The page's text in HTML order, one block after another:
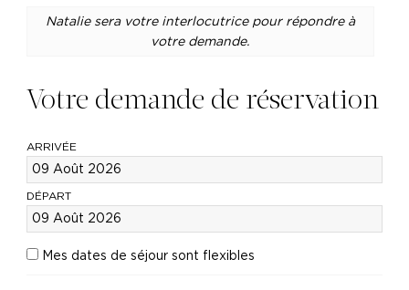
Natalie sera votre interlocutrice pour répondre à
votre demande.
Votre demande de réservation
ARRIVÉE
DÉPART
Mes dates de séjour sont flexibles